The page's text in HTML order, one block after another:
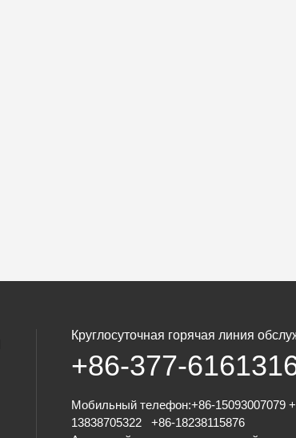
Круглосуточная горячая линия
+86-377-
Мобильный телефон:+86-15093007079
13838705322 +86-18238115876